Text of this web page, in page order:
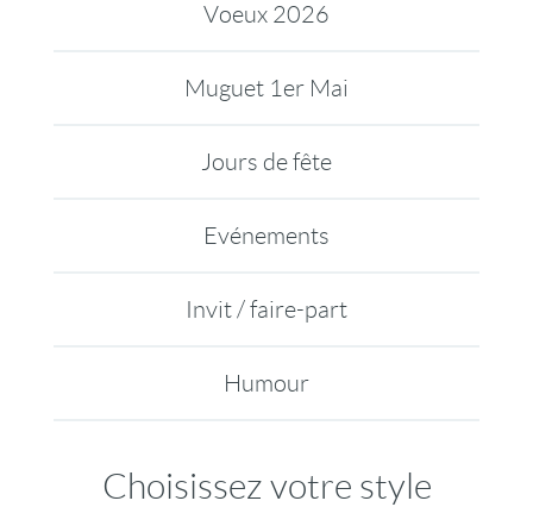
Voeux 2026
Muguet 1er Mai
Jours de fête
Evénements
Invit / faire-part
Humour
Choisissez votre style